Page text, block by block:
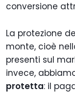
conversione
La protezione
monte, cioè
presenti sul
invece,
protetta: il